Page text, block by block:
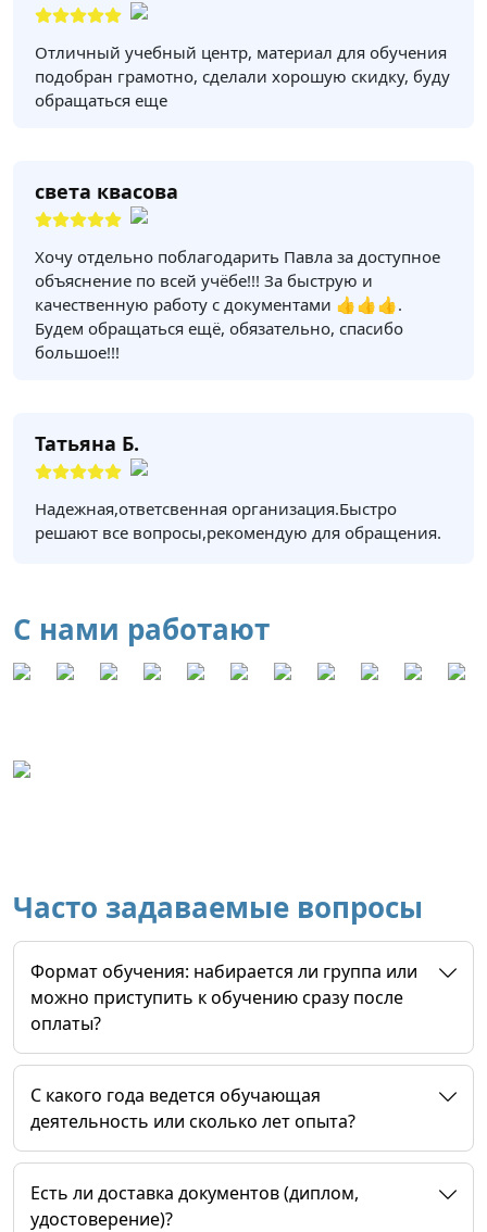
Отличный учебный центр, материал для обучения
подобран грамотно, сделали хорошую скидку, буду
обращаться еще
света квасова
Хочу отдельно поблагодарить Павла за доступное
объяснение по всей учёбе!!! За быструю и
качественную работу с документами 👍👍👍.
Будем обращаться ещё, обязательно, спасибо
большое!!!
Татьяна Б.
Надежная,ответсвенная организация.Быстро
решают все вопросы,рекомендую для обращения.
С нами работают
Часто задаваемые вопросы
Формат обучения: набирается ли группа или
можно приступить к обучению сразу после
оплаты?
C какого года ведется обучающая
деятельность или сколько лет опыта?
Есть ли доставка документов (диплом,
удостоверение)?